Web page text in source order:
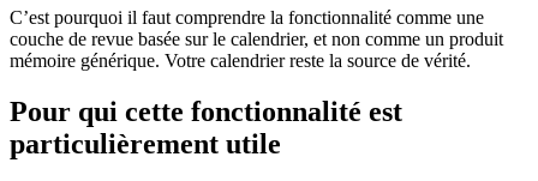
C’est pourquoi il faut comprendre la fonctionnalité comme une
couche de revue basée sur le calendrier, et non comme un produit
mémoire générique. Votre calendrier reste la source de vérité.
Pour qui cette fonctionnalité est
particulièrement utile